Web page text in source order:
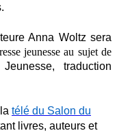
Anna Woltz sera
jeunesse au sujet de
traduction
télé du Salon du
livres, auteurs et